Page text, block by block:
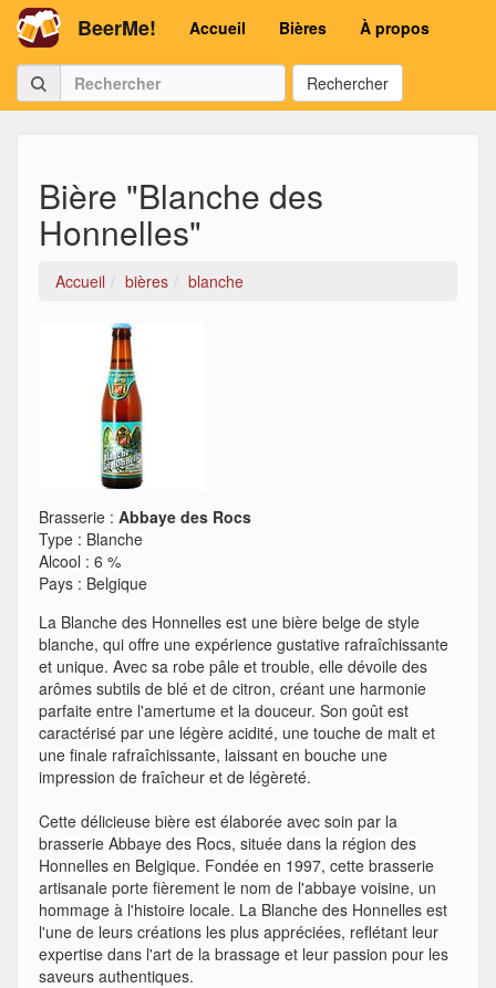
BeerMe! Accueil Bières À propos
Rechercher
Bière "Blanche des
Honnelles"
Accueil bières blanche
Brasserie : Abbaye des Rocs
Type : Blanche
Alcool : 6 %
Pays : Belgique
La Blanche des Honnelles est une bière belge de style
blanche, qui offre une expérience gustative rafraîchissante
et unique. Avec sa robe pâle et trouble, elle dévoile des
arômes subtils de blé et de citron, créant une harmonie
parfaite entre l'amertume et la douceur. Son goût est
caractérisé par une légère acidité, une touche de malt et
une finale rafraîchissante, laissant en bouche une
impression de fraîcheur et de légèreté.
Cette délicieuse bière est élaborée avec soin par la
brasserie Abbaye des Rocs, située dans la région des
Honnelles en Belgique. Fondée en 1997, cette brasserie
artisanale porte fièrement le nom de l'abbaye voisine, un
hommage à l'histoire locale. La Blanche des Honnelles est
l'une de leurs créations les plus appréciées, reflétant leur
expertise dans l'art de la brassage et leur passion pour les
saveurs authentiques.